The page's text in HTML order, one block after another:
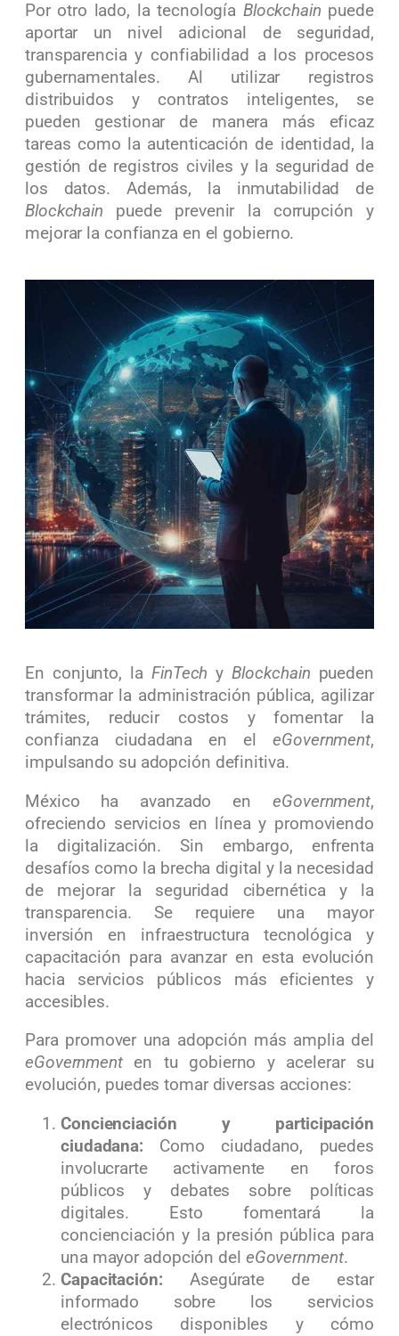
Por otro lado, la tecnología Blockchain puede
aportar un nivel adicional de seguridad,
transparencia y confiabilidad a los procesos
gubernamentales. Al utilizar registros
distribuidos y contratos inteligentes, se
pueden gestionar de manera más eficaz
tareas como la autenticación de identidad, la
gestión de registros civiles y la seguridad de
los datos. Además, la inmutabilidad de
Blockchain puede prevenir la corrupción y
mejorar la confianza en el gobierno.
En conjunto, laFinTech yBlockchain pueden
transformar la administración pública, agilizar
trámites, reducir costos y fomentar la
confianza ciudadana en eleGovernment,
impulsando su adopción definitiva.
México ha avanzado eneGovernment,
ofreciendo servicios en línea y promoviendo
la digitalización. Sin embargo, enfrenta
desafíos como la brecha digital y la necesidad
de mejorar la seguridad cibernética y la
transparencia. Se requiere una mayor
inversión en infraestructura tecnológica y
capacitación para avanzar en esta evolución
hacia servicios públicos más eficientes y
accesibles.
Para promover una adopción más amplia del
eGovernmenten tu gobierno y acelerar su
evolución, puedes tomar diversas acciones:
Concienciación y participación
ciudadana: Como ciudadano, puedes
involucrarte activamente en foros
públicos y debates sobre políticas
digitales. Esto fomentará la
concienciación y la presión pública para
una mayor adopción del eGovernment.
Capacitación: Asegúrate de estar
informado sobre los servicios
electrónicos disponibles y cómo